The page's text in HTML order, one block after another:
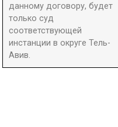
данному договору, будет
только суд
соответствующей
инстанции в округе Тель-
Авив.